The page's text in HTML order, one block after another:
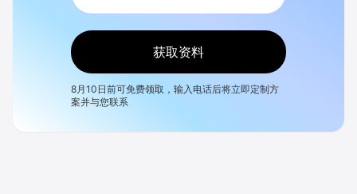
获取资料
8月10日前可免费领取，输入电话后将立即定制方
案并与您联系